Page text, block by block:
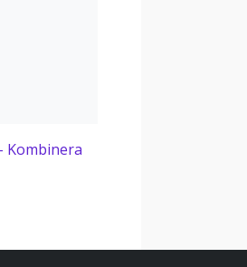
Kombinera